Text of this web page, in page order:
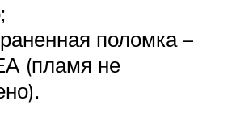
поломка –
(пламя не